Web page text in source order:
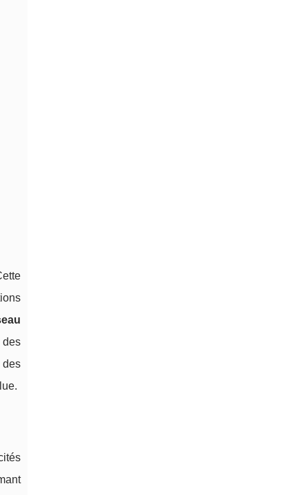
des